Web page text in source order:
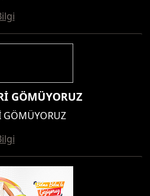
GÖMÜYORUZ
GÖMÜYORUZ